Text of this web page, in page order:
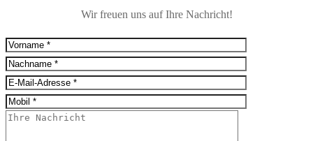
Wir freuen uns auf Ihre Nachricht!